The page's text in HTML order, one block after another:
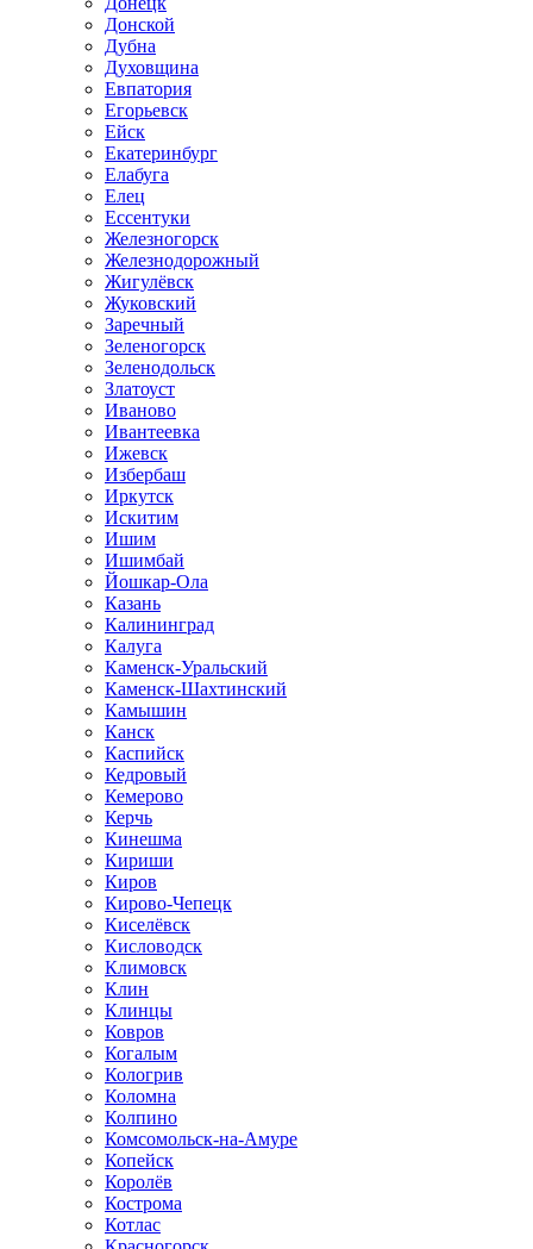
Донской
Дубна
Духовщина
Евпатория
Егорьевск
Ейск
Екатеринбург
Елабуга
Елец
Ессентуки
Железногорск
Железнодорожный
Жигулёвск
Жуковский
Заречный
Зеленогорск
Зеленодольск
Златоуст
Иваново
Ивантеевка
Ижевск
Избербаш
Иркутск
Искитим
Ишим
Ишимбай
Йошкар-Ола
Казань
Калининград
Калуга
Каменск-Уральский
Каменск-Шахтинский
Камышин
Канск
Каспийск
Кедровый
Кемерово
Керчь
Кинешма
Кириши
Киров
Кирово-Чепецк
Киселёвск
Кисловодск
Климовск
Клин
Клинцы
Ковров
Когалым
Кологрив
Коломна
Колпино
Комсомольск-на-Амуре
Копейск
Королёв
Кострома
Котлас